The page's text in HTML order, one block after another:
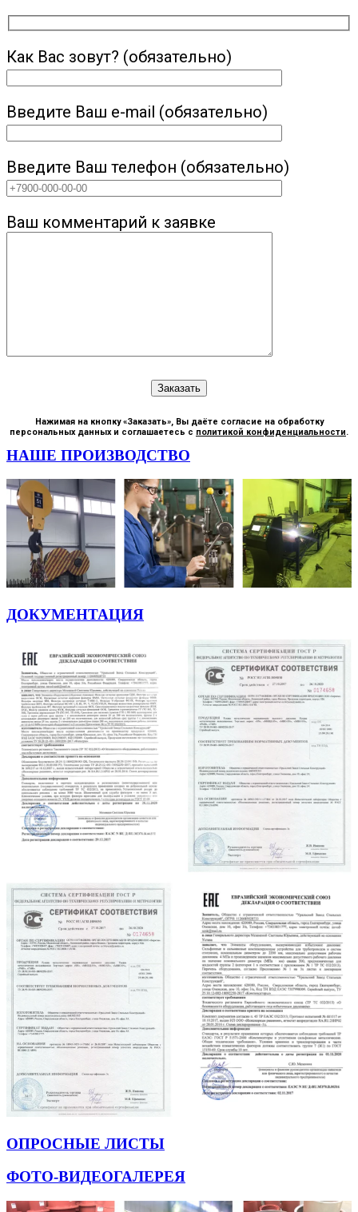
Как Вас зовут? (обязательно)
Введите Ваш e-mail (обязательно)
Введите Ваш телефон (обязательно)
Ваш комментарий к заявке
Нажимая на кнопку «Заказать», Вы даёте согласие на обработку
персональных данных и соглашаетесь с политикой конфиденциальности.
НАШЕ ПРОИЗВОДСТВО
ДОКУМЕНТАЦИЯ
ОПРОСНЫЕ ЛИСТЫ
ФОТО-ВИДЕОГАЛЕРЕЯ